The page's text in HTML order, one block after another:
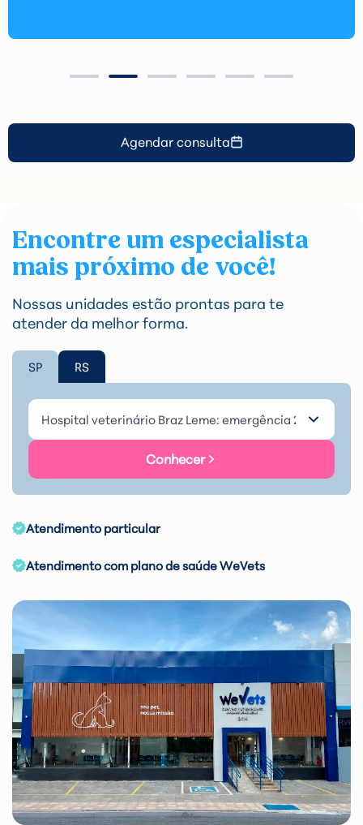
Agendar consulta
Encontre um especialista
mais próximo de você!
Nossas unidades estão prontas para te
atender da melhor forma.
SP RS
Conhecer
Atendimento particular
Atendimento com plano de saúde WeVets